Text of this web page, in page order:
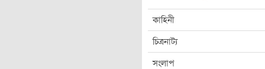
কাহিনী
চিত্রনাট্য
সংলাপ